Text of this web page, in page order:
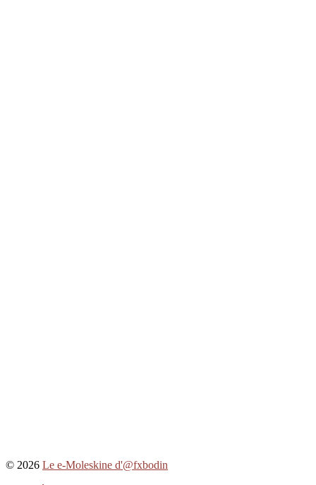
© 2026 Le e-Moleskine d'@fxbodin